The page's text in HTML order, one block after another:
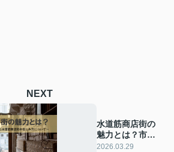
NEXT
水道筋商店街の
魅力とは？市場
の楽しみ方や歩
2026.03.29